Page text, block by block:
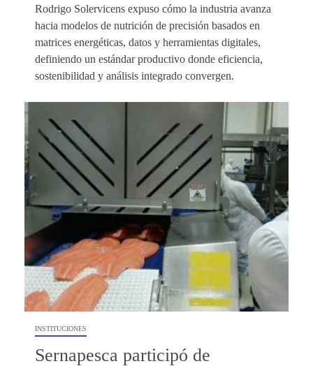
Rodrigo Solervicens expuso cómo la industria avanza
hacia modelos de nutrición de precisión basados en
matrices energéticas, datos y herramientas digitales,
definiendo un estándar productivo donde eficiencia,
sostenibilidad y análisis integrado convergen.
INSTITUCIONES
Sernapesca participó de